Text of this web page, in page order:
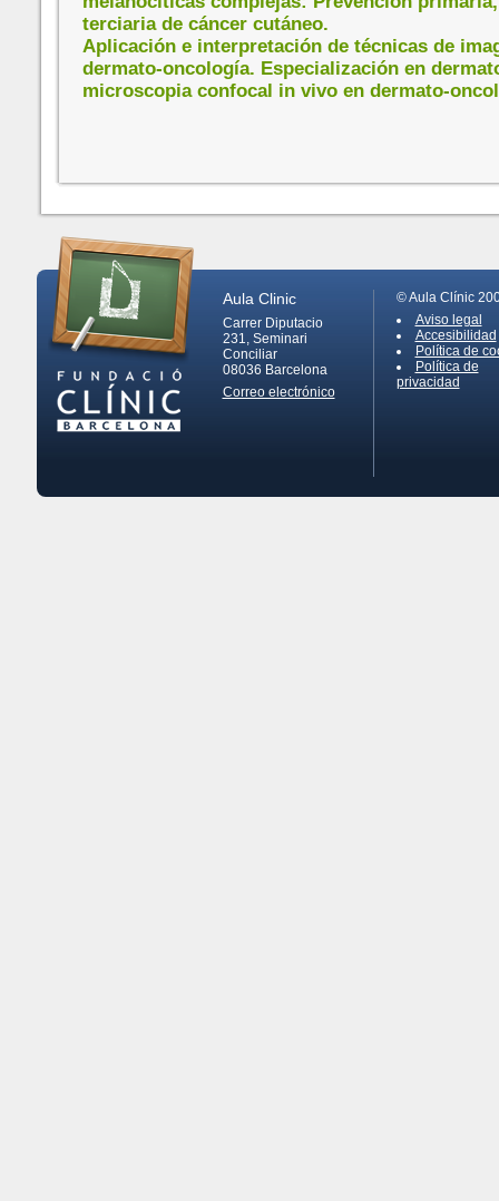
terciaria de cáncer cutáneo.
Aplicación e interpretación de técnicas de
dermato-oncología. Especialización en
microscopia confocal in vivo en dermato-
Aula Clinic
Carrer Diputacio
231, Seminari
Conciliar
08036 Barcelona
Correo electrónico
© Aula Clínic
Aviso legal
Accesibilidad
Política de
Política de
privacidad